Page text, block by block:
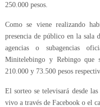
250.000 pesos.
Como se viene realizando
presencia de público en la sala
agencias o subagencias
Minitelebingo y Rebingo que
210.000 y 73.500 pesos
El sorteo se televisará desde
vivo a través de Facebook o el